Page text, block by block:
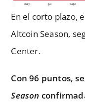
En el corto plazo,
Altcoin Season,
Center.
Con 96 puntos,
Season